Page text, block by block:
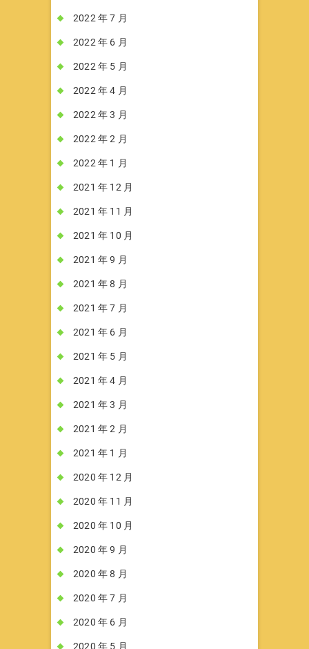
2022 年 7 月
2022 年 6 月
2022 年 5 月
2022 年 4 月
2022 年 3 月
2022 年 2 月
2022 年 1 月
2021 年 12 月
2021 年 11 月
2021 年 10 月
2021 年 9 月
2021 年 8 月
2021 年 7 月
2021 年 6 月
2021 年 5 月
2021 年 4 月
2021 年 3 月
2021 年 2 月
2021 年 1 月
2020 年 12 月
2020 年 11 月
2020 年 10 月
2020 年 9 月
2020 年 8 月
2020 年 7 月
2020 年 6 月
2020 年 5 月